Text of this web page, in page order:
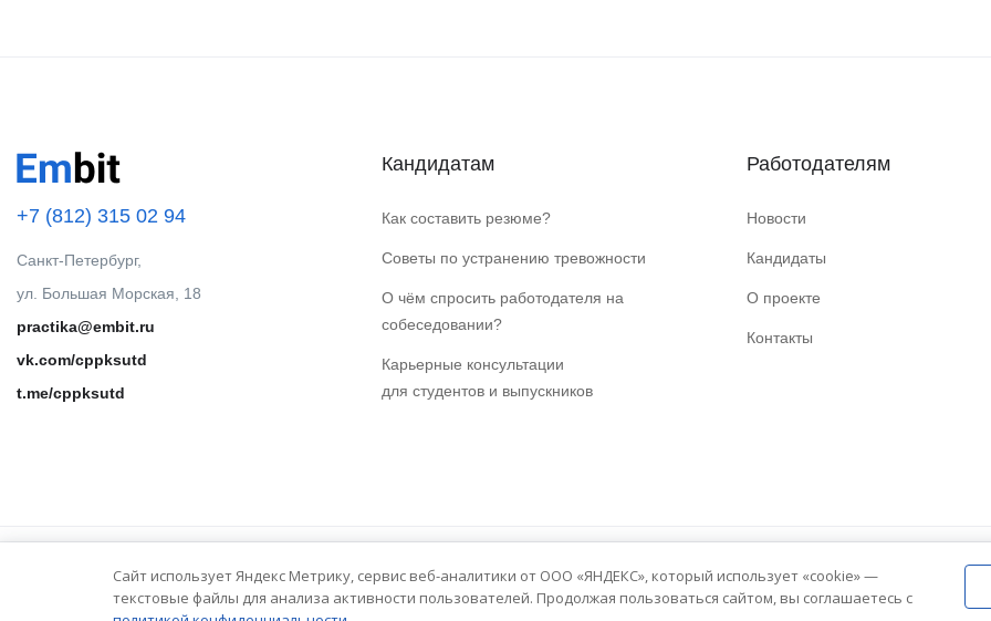
+7 (812) 315 02 94
Санкт-Петербург,
ул. Большая Морская, 18
practika@embit.ru
vk.com/cppksutd
t.me/cppksutd
Кандидатам
Как составить резюме?
Советы по устранению тревожности
О чём спросить работодателя на
собеседовании?
Карьерные консультации
для студентов и выпускников
Работодателям
Новости
Кандидаты
О проекте
Контакты
© 2025 Embit. Все права защищены.
Сайт использует Яндекс Метрику, сервис веб-аналитики от ООО «ЯНДЕКС», который использует «cookie» —
текстовые файлы для анализа активности пользователей. Продолжая пользоваться сайтом, вы соглашаетесь с